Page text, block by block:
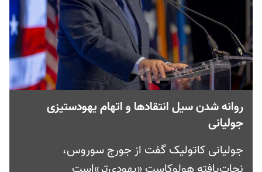
روانه شدن سیل انتقادها و اتهام یهودستیزی
جولیانی
جولیانی کاتولیک گفت از جورج سوروس،